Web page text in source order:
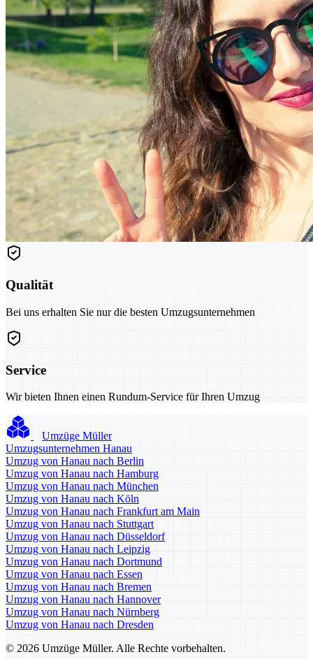
Qualität
Bei uns erhalten Sie nur die besten Umzugsunternehmen
Service
Wir bieten Ihnen einen Rundum-Service für Ihren Umzug
Umzüge Müller
Umzugsunternehmen Hanau
Umzug von Hanau nach Berlin
Umzug von Hanau nach Hamburg
Umzug von Hanau nach München
Umzug von Hanau nach Köln
Umzug von Hanau nach Frankfurt am Main
Umzug von Hanau nach Stuttgart
Umzug von Hanau nach Düsseldorf
Umzug von Hanau nach Leipzig
Umzug von Hanau nach Dortmund
Umzug von Hanau nach Essen
Umzug von Hanau nach Bremen
Umzug von Hanau nach Hannover
Umzug von Hanau nach Nürnberg
Umzug von Hanau nach Dresden
© 2026 Umzüge Müller. Alle Rechte vorbehalten.